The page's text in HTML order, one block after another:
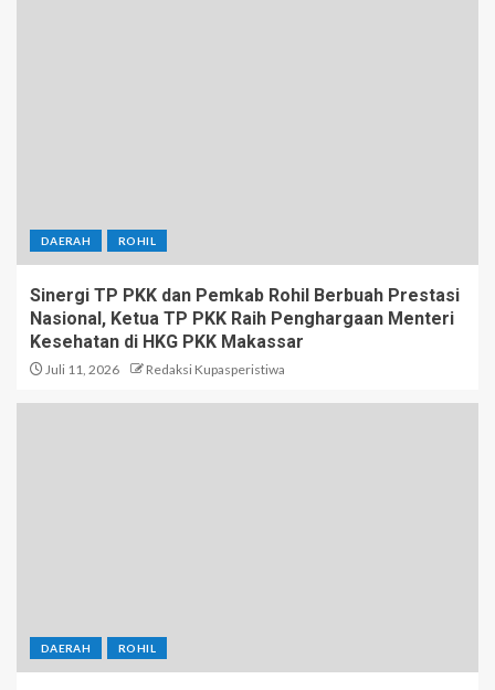
DAERAH ROHIL
Sinergi TP PKK dan Pemkab Rohil Berbuah Prestasi
Nasional, Ketua TP PKK Raih Penghargaan Menteri
Kesehatan di HKG PKK Makassar
Juli 11, 2026 Redaksi Kupasperistiwa
DAERAH ROHIL